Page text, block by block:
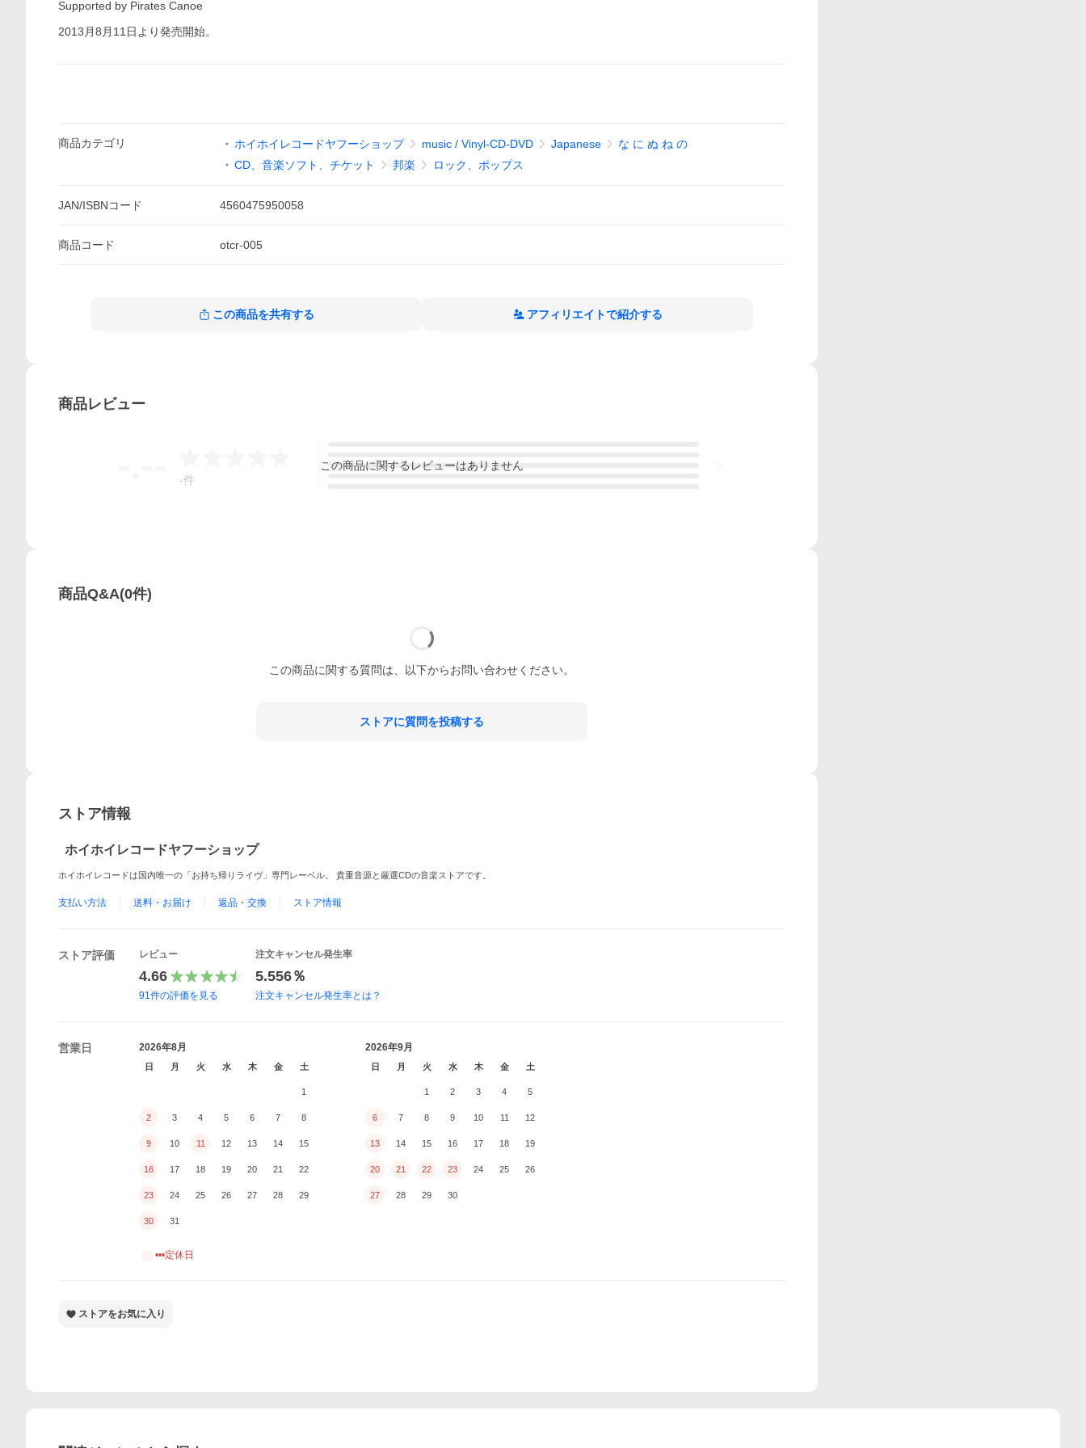
Supported by Pirates Canoe
2013月8月11日より発売開始。
商品カテゴリ ホイホイレコードヤフーショップ music / Vinyl-CD-DVD Japanese
な に ぬ ね の
CD、音楽ソフト、チケット
邦楽 ロック、ポップス
JAN/ISBNコード 4560475950058
商品コード otcr-005
この商品を共有する アフィリエイトで紹介する
商品レビュー
-件
この商品に関するレビューはありません
商品Q&A(0件)
この商品に関する質問は、以下からお問い合わせください。
ストアに質問を投稿する
ストア情報
ホイホイレコードヤフーショップ
ホイホイレコードは国内唯一の「お持ち帰りライヴ」専門レーベル。 貴重音源と厳選CDの音楽ストアです。
支払い方法 送料・お届け 返品・交換 ストア情報
ストア評価 レビュー
4.66
91件の評価を見る
注文キャンセル発生率
5.556％
注文キャンセル発生率とは？
営業日 2026年8月
日 月 火 水 木 金 土
1
2 3 4 5 6 7 8
9 10 11 12 13 14 15
16 17 18 19 20 21 22
23 24 25 26 27 28 29
30 31
2026年9月
日 月 火 水 木 金 土
1 2 3 4 5
6 7 8 9 10 11 12
13 14 15 16 17 18 19
20 21 22 23 24 25 26
27 28 29 30
•••定休日
ストアをお気に入り